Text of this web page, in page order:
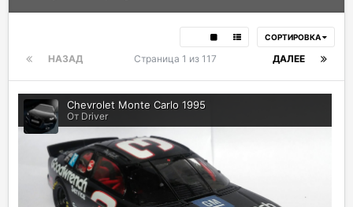
СОРТИРОВКА
НАЗАД ДАЛЕЕ
Страница 1 из 117
Chevrolet Monte Carlo 1995
От Driver